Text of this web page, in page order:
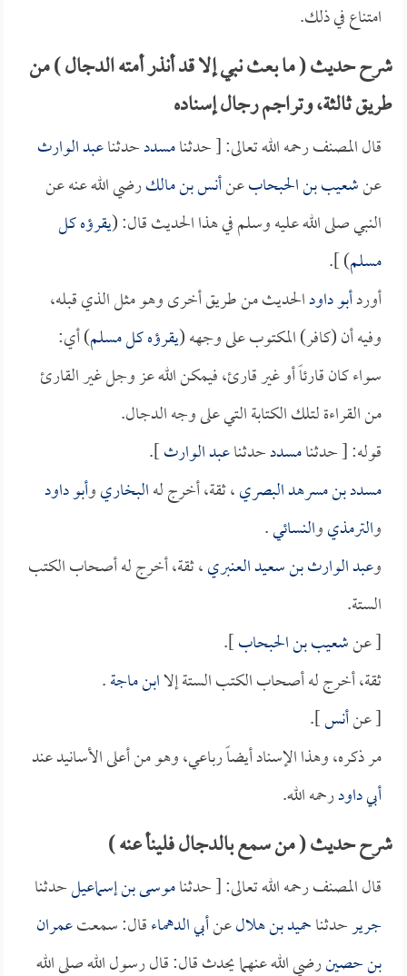
امتناع في ذلك.
شرح حديث ( ما بعث نبي إلا قد أنذر أمته الدجال ) من
طريق ثالثة، وتراجم رجال إسناده
قال المصنف رحمه الله تعالى: [ حدثنامسددحدثناعبد الوارث
عنشعيب بن الحبحابعنأنس بن مالكرضي الله عنه عن
النبي صلى الله عليه وسلم في هذا الحديث قال: (يقرؤه كل
مسلم) ].
أوردأبو داودالحديث من طريق أخرى وهو مثل الذي قبله،
وفيه أن (كافر) المكتوب على وجهه (يقرؤه كل مسلم) أي:
سواء كان قارئاً أو غير قارئ، فيمكن الله عز وجل غير القارئ
من القراءة لتلك الكتابة التي على وجه الدجال.
قوله: [ حدثنامسددحدثناعبد الوارث].
مسدد بن مسرهد البصري، ثقة، أخرج لهالبخاريوأبو داود
والترمذيوالنسائي.
وعبد الوارث بن سعيد العنبري، ثقة، أخرج له أصحاب الكتب
الستة.
[ عنشعيب بن الحبحاب].
ثقة، أخرج له أصحاب الكتب الستة إلاابن ماجة.
[ عنأنس].
مر ذكره، وهذا الإسناد أيضاً رباعي، وهو من أعلى الأسانيد عند
أبي داودرحمه الله.
شرح حديث ( من سمع بالدجال فلينأ عنه )
قال المصنف رحمه الله تعالى: [ حدثناموسى بن إسماعيلحدثنا
جريرحدثناحميد بن هلالعنأبي الدهماءقال: سمعتعمران
بن حصينرضي الله عنهما يحدث قال: قال رسول الله صلى الله